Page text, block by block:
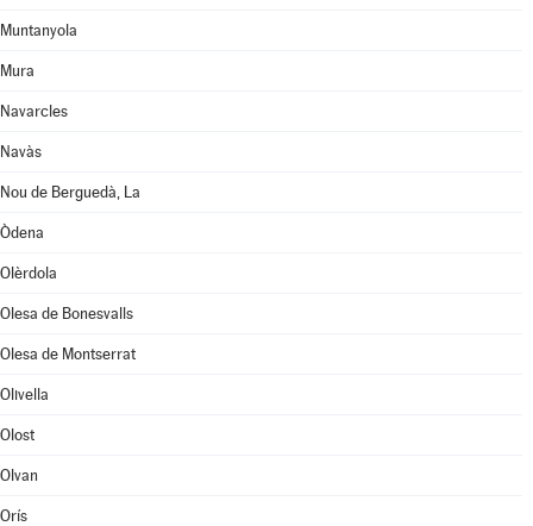
Muntanyola
Mura
Navarcles
Navàs
Nou de Berguedà, La
Òdena
Olèrdola
Olesa de Bonesvalls
Olesa de Montserrat
Olivella
Olost
Olvan
Orís